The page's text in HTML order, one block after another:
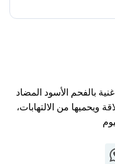
بالفحم الأسود المضاد
ويحميها من الالتهابات،